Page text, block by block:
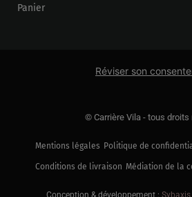
Panier
Réviser son
© Carrière Vila - tous droits
Mentions légales Politique de
Conditions de livraison Médiation de la
Conception & développement :